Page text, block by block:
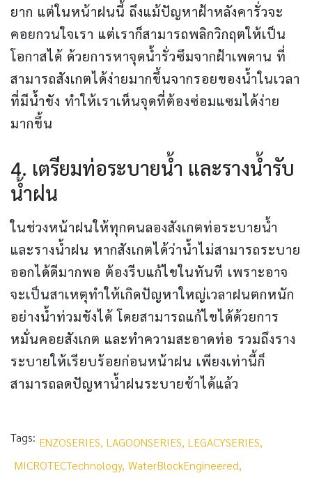
ยาก แต่ในหน้าฝนนี้ ถึงแม้ปัญหาฝ้าหลังคารั่วจะ
คอยกวนใจเรา แต่เราก็สามารถพลิกวิกฤตให้เป็น
โอกาสได้ ด้วยการหาจุดน้ำรั่วซึมจากฝ้าเพดาน ที่
สามารถสังเกตได้ง่ายมากขึ้นจากรอยของน้ำในเวลา
ที่มีน้ำขัง ทำให้เราเห็นจุดที่ต้องซ่อมแซมได้ง่าย
มากขึ้น
4. เตรียมท่อระบายน้ำ และรางน้ำรับ
น้ำฝน
ในช่วงหน้าฝนให้ทุกคนลองสังเกตท่อระบายน้ำ
และรางน้ำฝน หากสังเกตได้ว่าน้ำไม่สามารถระบาย
ออกได้ดีมากพอ ต้องรีบแก้ไขในทันที เพราะอาจ
จะเป็นสาเหตุทำให้เกิดปัญหาใหญ่เวลาฝนตกหนัก
อย่างน้ำท่วมขังได้ โดยสามารถแก้ไขได้ด้วยการ
หมั่นคอยสังเกต และทำความสะอาดท่อ รวมถึงราง
ระบายให้เรียบร้อยก่อนหน้าฝน เพียงเท่านี้ก็
สามารถลดปัญหาน้ำฝนระบายช้าได้แล้ว
Tags: ENZOSERIES, LAGOONSERIES, LEGACYSERIES,
MICROTECTechnology, WaterBlockEngineered,